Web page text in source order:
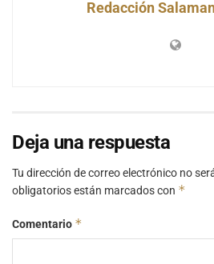
Redacción
Deja una respuesta
Tu dirección de correo electrónico no
obligatorios están marcados con *
Comentario *